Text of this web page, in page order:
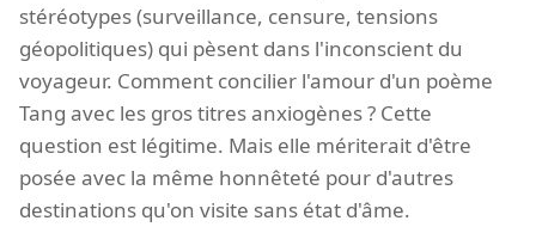
stéréotypes (surveillance, censure, tensions
géopolitiques) qui pèsent dans l'inconscient du
voyageur. Comment concilier l'amour d'un poème
Tang avec les gros titres anxiogènes ? Cette
question est légitime. Mais elle mériterait d'être
posée avec la même honnêteté pour d'autres
destinations qu'on visite sans état d'âme.